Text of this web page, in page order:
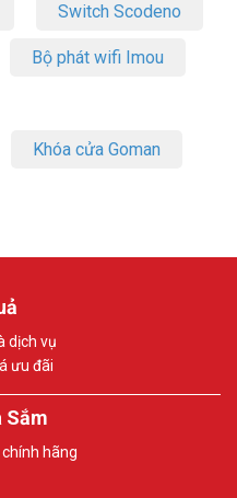
Switch Scodeno
Bộ phát wifi Imou
Khóa cửa Goman
dịch vụ
ưu đãi
Sắm
hãng